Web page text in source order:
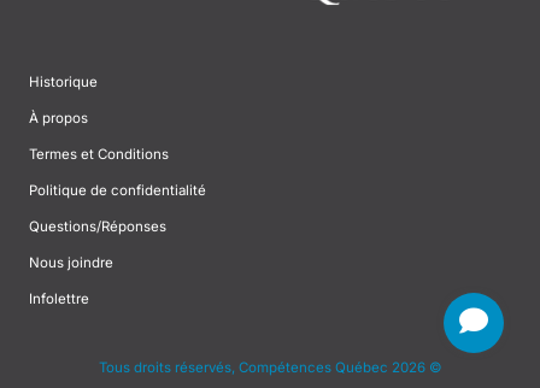
Historique
À propos
Termes et Conditions
Politique de confidentialité
Questions/Réponses
Nous joindre
Infolettre
Tous droits réservés, Compétences Québec 2026 ©